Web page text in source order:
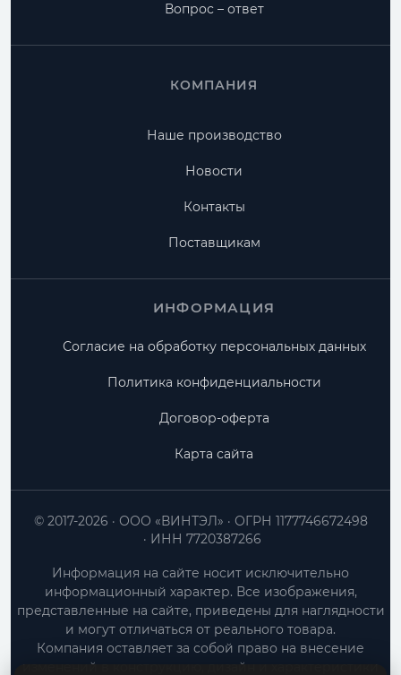
Вопрос – ответ
КОМПАНИЯ
Наше производство
Новости
Контакты
Поставщикам
ИНФОРМАЦИЯ
Согласие на обработку персональных данных
Политика конфиденциальности
Договор-оферта
Карта сайта
ООО «ВИНТЭЛ»
ОГРН 1177746672498
ИНН 7720387266
© 2017-2026
Информация на сайте носит исключительно
информационный характер. Все изображения,
представленные на сайте, приведены для наглядности
и могут отличаться от реального товара.
Компания оставляет за собой право на внесение
изменений в конструкцию, дизайн и характеристики